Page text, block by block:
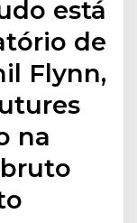
está
de
Flynn,
na